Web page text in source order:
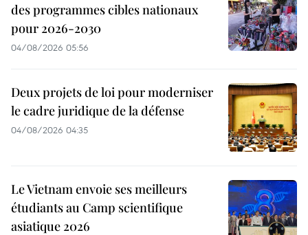
des programmes cibles nationaux
pour 2026-2030
04/08/2026 05:56
Deux projets de loi pour moderniser
le cadre juridique de la défense
04/08/2026 04:35
Le Vietnam envoie ses meilleurs
étudiants au Camp scientifique
asiatique 2026